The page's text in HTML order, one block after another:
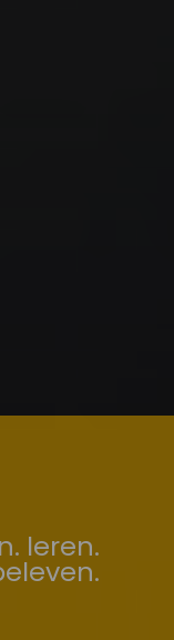
leren.